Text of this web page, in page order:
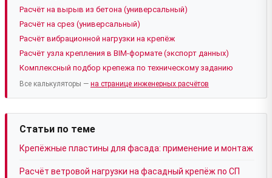
Расчёт на вырыв из бетона (универсальный)
Расчёт на срез (универсальный)
Расчёт вибрационной нагрузки на крепёж
Расчёт узла крепления в BIM-формате (экспорт данных)
Комплексный подбор крепежа по техническому заданию
Все калькуляторы — на странице инженерных расчётов
Статьи по теме
Крепёжные пластины для фасада: применение и монтаж
Расчёт ветровой нагрузки на фасадный крепёж по СП